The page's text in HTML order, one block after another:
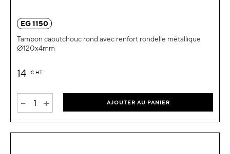
EG 1150
Tampon caoutchouc rond avec renfort rondelle métallique
Ø120x4mm
14 € HT
- + AJOUTER AU PANIER